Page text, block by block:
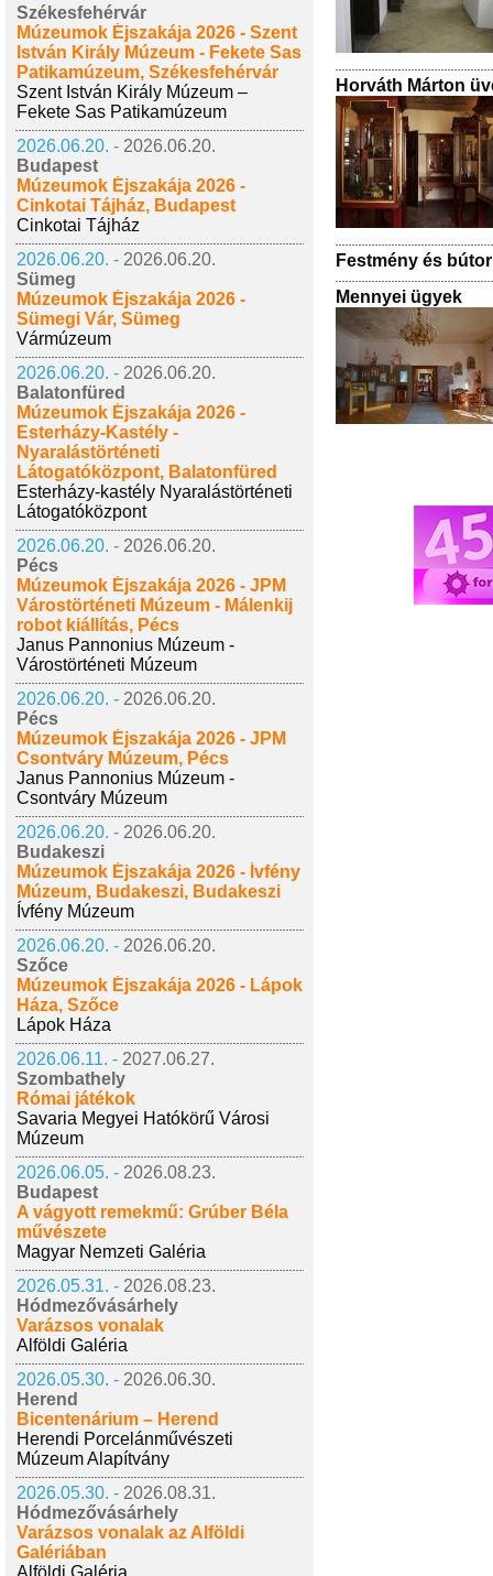
Székesfehérvár
Múzeumok Éjszakája 2026 - Szent
István Király Múzeum - Fekete Sas
Patikamúzeum, Székesfehérvár
Szent István Király Múzeum –
Fekete Sas Patikamúzeum
2026.06.20. - 2026.06.20.
Budapest
Múzeumok Éjszakája 2026 -
Cinkotai Tájház, Budapest
Cinkotai Tájház
2026.06.20. - 2026.06.20.
Sümeg
Múzeumok Éjszakája 2026 -
Sümegi Vár, Sümeg
Vármúzeum
2026.06.20. - 2026.06.20.
Balatonfüred
Múzeumok Éjszakája 2026 -
Esterházy-Kastély -
Nyaralástörténeti
Látogatóközpont, Balatonfüred
Esterházy-kastély Nyaralástörténeti
Látogatóközpont
2026.06.20. - 2026.06.20.
Pécs
Múzeumok Éjszakája 2026 - JPM
Várostörténeti Múzeum - Málenkij
robot kiállítás, Pécs
Janus Pannonius Múzeum -
Várostörténeti Múzeum
2026.06.20. - 2026.06.20.
Pécs
Múzeumok Éjszakája 2026 - JPM
Csontváry Múzeum, Pécs
Janus Pannonius Múzeum -
Csontváry Múzeum
2026.06.20. - 2026.06.20.
Budakeszi
Múzeumok Éjszakája 2026 - Ívfény
Múzeum, Budakeszi, Budakeszi
Ívfény Múzeum
2026.06.20. - 2026.06.20.
Szőce
Múzeumok Éjszakája 2026 - Lápok
Háza, Szőce
Lápok Háza
2026.06.11. - 2027.06.27.
Szombathely
Római játékok
Savaria Megyei Hatókörű Városi
Múzeum
2026.06.05. - 2026.08.23.
Budapest
A vágyott remekmű: Grúber Béla
művészete
Magyar Nemzeti Galéria
2026.05.31. - 2026.08.23.
Hódmezővásárhely
Varázsos vonalak
Alföldi Galéria
2026.05.30. - 2026.06.30.
Herend
Bicentenárium – Herend
Herendi Porcelánművészeti
Múzeum Alapítvány
2026.05.30. - 2026.08.31.
Hódmezővásárhely
Varázsos vonalak az Alföldi
Galériában
Alföldi Galéria
Horváth Márton
Festmény és
Mennyei ügyek